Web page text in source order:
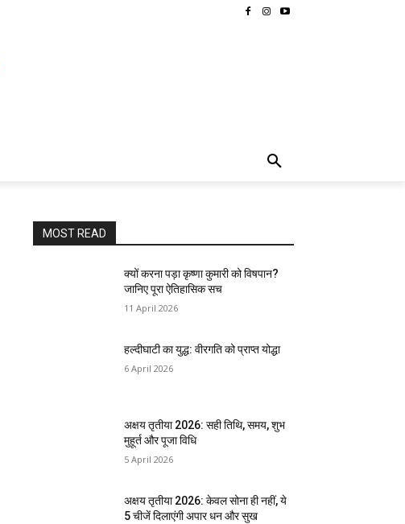
MOST READ
क्यों करना पड़ा कृष्णा कुमारी को विषपान?
जानिए पूरा ऐतिहासिक सच
11 April 2026
हल्दीघाटी का युद्ध: वीरगति को प्राप्त योद्धा
6 April 2026
अक्षय तृतीया 2026: सही तिथि, समय, शुभ
मुहूर्त और पूजा विधि
5 April 2026
अक्षय तृतीया 2026: केवल सोना ही नहीं, ये
5 चीजें दिलाएंगी अपार धन और सुख